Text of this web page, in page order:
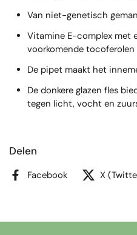
Van niet-genetisch
Vitamine E-complex met
voorkomende tocoferolen
De pipet maakt het
De donkere glazen fles
tegen licht, vocht en
Delen
Facebook X